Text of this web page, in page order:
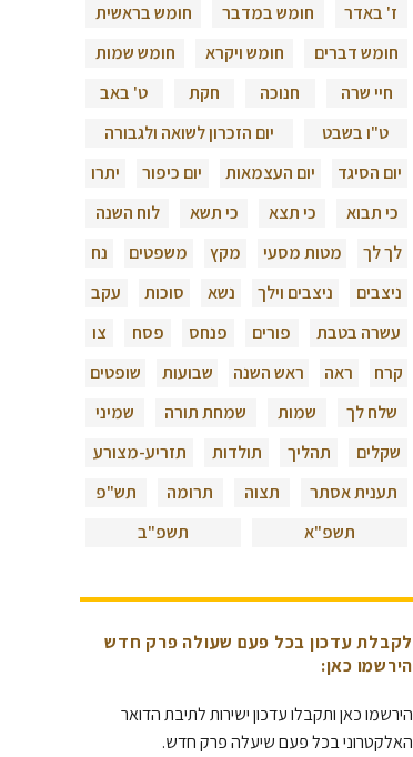
ז' באדר
חומש במדבר
חומש בראשית
חומש דברים
חומש ויקרא
חומש שמות
חיי שרה
חנוכה חקת
ט' באב
ט"ו בשבט
יום הזכרון לשואה ולגבורה
יום הסיגד
יום העצמאות יום כיפור
יתרו
כי תבוא
כי תצא כי תשא
לוח השנה
לך לך
מטות מסעי מקץ משפטים
נח
ניצבים
ניצבים וילך נשא סוכות
עקב
עשרה בטבת
פורים פנחס פסח
צו
קרח
ראה ראש השנה שבועות
שופטים
שלח לך
שמות שמחת תורה
שמיני
שקלים
תהליך תולדות
תזריע-מצורע
תענית אסתר
תצוה תרומה
תש"פ
תשפ"א
תשפ"ב
לקבלת עדכון בכל פעם שעולה פרק חדש
הירשמו כאן:
הירשמו כאן ותקבלו עדכון ישירות לתיבת הדואר
האלקטרוני בכל פעם שיעלה פרק חדש.